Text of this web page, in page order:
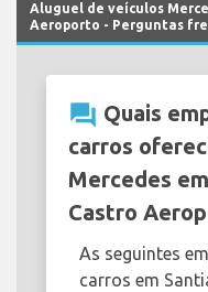
Aluguel de veículos
Aeroporto - Perguntas
question_answer Quais
carros
Mercedes
Castro
As seguintes
carros em